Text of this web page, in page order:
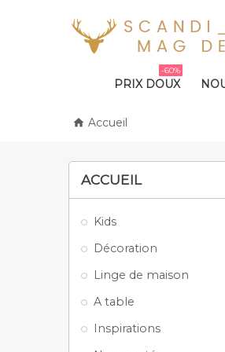
PRIX DOUX
-60%
 Accueil
ACCUEIL
Kids
Décoration
Linge de maison
A table
Inspirations